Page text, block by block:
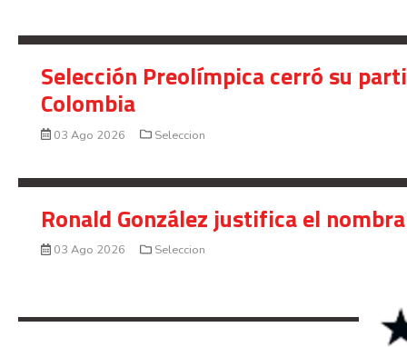
Selección Preolímpica cerró su
Colombia
03 Ago 2026 Seleccion
Ronald González justifica el
03 Ago 2026 Seleccion